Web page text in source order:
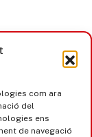
com ara
del
ens
de navegació